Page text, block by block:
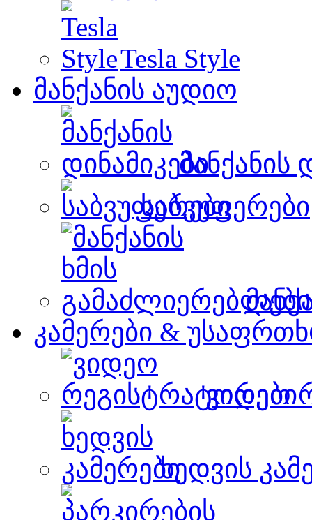
Tesla Style
მანქანის აუდიო
მანქანის
საბვუფერები
კამერები &
ვიდეო
ხედვის